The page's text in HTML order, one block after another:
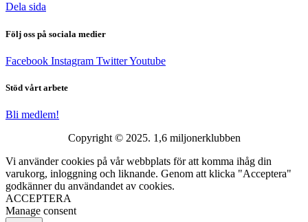
Dela sida
Följ oss på sociala medier
Facebook Instagram TwitterYoutube
Stöd vårt arbete
Bli medlem!
Copyright © 2025. 1,6 miljonerklubben
Vi använder cookies på vår webbplats för att komma ihåg din
varukorg, inloggning och liknande. Genom att klicka "Acceptera"
godkänner du användandet av cookies.
ACCEPTERA
Manage consent